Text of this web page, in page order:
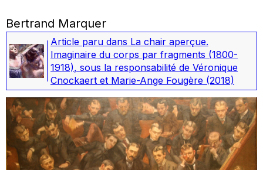
Bertrand Marquer
Article paru dans La chair aperçue.
Imaginaire du corps par fragments (1800-
1918), sous la responsabilité de Véronique
Cnockaert et Marie-Ange Fougère (2018)